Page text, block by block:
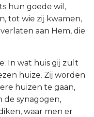
hun goede wil,
tot wie zij kwamen,
aan Hem, die
In wat huis gij zult
huize. Zij worden
huizen te gaan,
de synagogen,
waar men er